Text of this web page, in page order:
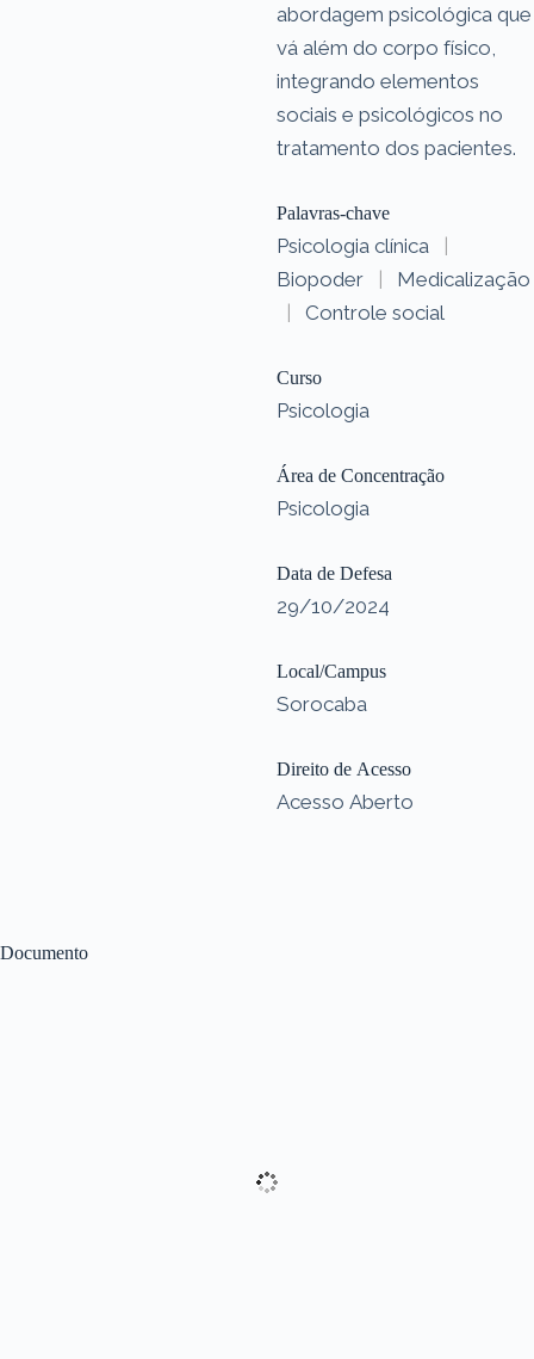
Documento
abordagem psicológica que
vá além do corpo físico,
integrando elementos
sociais e psicológicos no
tratamento dos pacientes.
Palavras-chave
Psicologia clínica
|
Biopoder
|
Medicalização
|
Controle social
Curso
Psicologia
Área de Concentração
Psicologia
Data de Defesa
29/10/2024
Local/Campus
Sorocaba
Direito de Acesso
Acesso Aberto